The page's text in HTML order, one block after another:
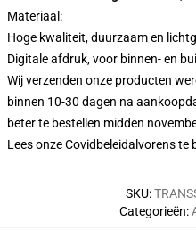
Materiaal:
Hoge kwaliteit, duurzaam en
Digitale afdruk, voor binnen- en
Wij verzenden onze producten
binnen 10-30 dagen na
beter te bestellen midden
Lees onze Covidbeleidalvorens te
SKU:
Categorieën: